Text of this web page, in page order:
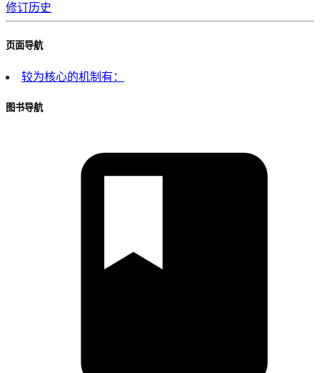
修订历史
页面导航
较为核心的机制有：
图书导航